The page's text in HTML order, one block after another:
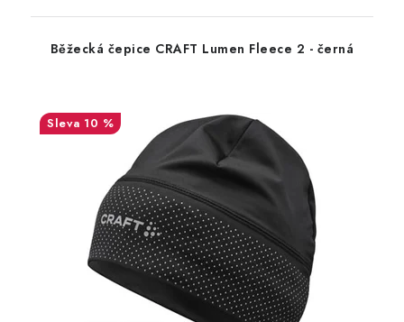
Běžecká čepice CRAFT Lumen Fleece 2 - černá
10 %